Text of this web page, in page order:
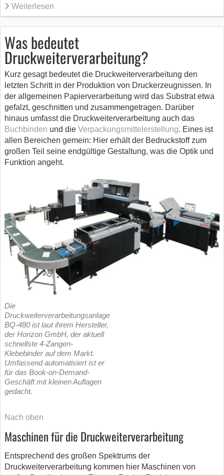
Weiterlesen
Was bedeutet
Druckweiterverarbeitung?
Kurz gesagt bedeutet die Druckweiterverarbeitung den
letzten Schritt in der Produktion von Druckerzeugnissen. In
der allgemeinen Papierverarbeitung wird das Substrat etwa
gefalzt, geschnitten und zusammengetragen. Darüber
hinaus umfasst die Druckweiterverarbeitung auch das
Buchbinden und die Verpackungsmittelerstellung. Eines ist
allen Bereichen gemein: Hier erhält der Bedruckstoff zum
großen Teil seine endgültige Gestaltung, was die Optik und
Funktion angeht.
Die
Druckweiterverarbeitungsanlage
BQ-480 ist laut ihrem Hersteller,
der Horizon GmbH, der aktuell
schnellste 4-Zangen-
Klebebinder auf dem Markt.
Umfassend automatisiert ist er
für das Book-on-Demand-
Geschäft mit kleinen Auflagen
gedacht.
Nach oben
Maschinen für die Druckweiterverarbeitung
Entsprechend des großen Spektrums der
Druckweiterverarbeitung kommen hier Maschinen von